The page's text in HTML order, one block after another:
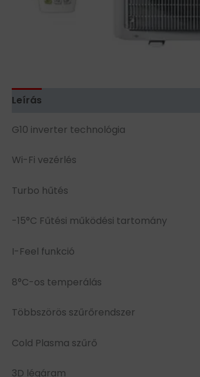
Leírás
G10 inverter technológia
Wi-Fi vezérlés
Turbo hűtés
-15°C Fűtési működési tartomány
I-Feel funkció
8°C-os temperálás
Többszörös szűrőrendszer
Cold Plasma szűrő
3D légáram